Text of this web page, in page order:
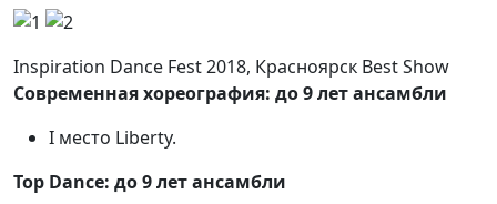
Inspiration Dance Fest 2018, Красноярск Best Show
Современная хореография: до 9 лет ансамбли
I место Liberty.
Top Dance: до 9 лет ансамбли